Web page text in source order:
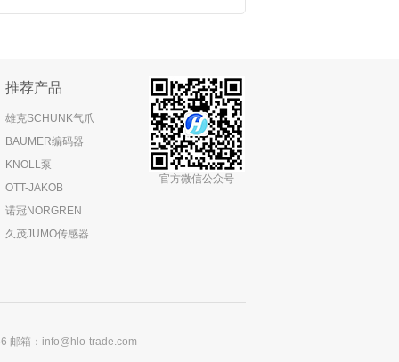
推荐产品
雄克SCHUNK气爪
BAUMER编码器
KNOLL泵
OTT-JAKOB
诺冠NORGREN
久茂JUMO传感器
官方微信公众号
邮箱：info@hlo-trade.com